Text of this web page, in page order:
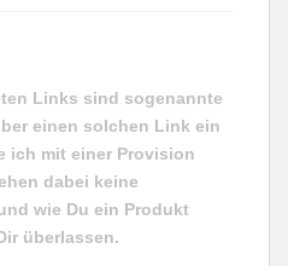
Links sind sogenannte
einen solchen Link ein
ich mit einer Provision
dabei keine
wie Du ein Produkt
überlassen.